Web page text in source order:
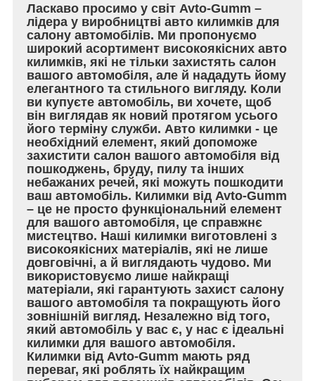
Ласкаво просимо у світ Avto-Gumm –
лідера у виробництві авто килимків для
салону автомобілів. Ми пропонуємо
широкий асортимент високоякісних авто
килимків, які не тільки захистять салон
вашого автомобіля, але й нададуть йому
елегантного та стильного вигляду. Коли
ви купуєте автомобіль, ви хочете, щоб
він виглядав як новий протягом усього
його терміну служби. Авто килимки - це
необхідний елемент, який допоможе
захистити салон вашого автомобіля від
пошкоджень, бруду, пилу та інших
небажаних речей, які можуть пошкодити
ваш автомобіль. Килимки від Avto-Gumm
– це не просто функціональний елемент
для вашого автомобіля, це справжнє
мистецтво. Наші килимки виготовлені з
високоякісних матеріалів, які не лише
довговічні, а й виглядають чудово. Ми
використовуємо лише найкращі
матеріали, які гарантують захист салону
вашого автомобіля та покращують його
зовнішній вигляд. Незалежно від того,
який автомобіль у вас є, у нас є ідеальні
килимки для вашого автомобіля.
Килимки від Avto-Gumm мають ряд
переваг, які роблять їх найкращим